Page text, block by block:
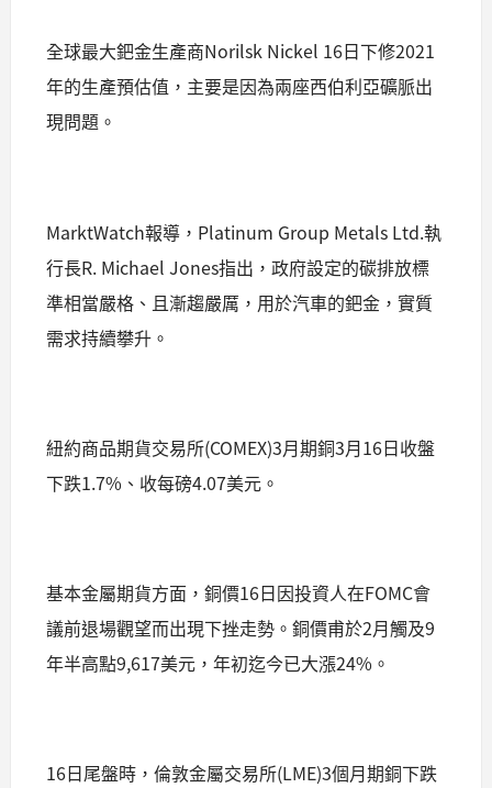
全球最大鈀金生產商Norilsk Nickel 16日下修2021
年的生產預估值，主要是因為兩座西伯利亞礦脈出
現問題。
MarktWatch報導，Platinum Group Metals Ltd.執
行長R. Michael Jones指出，政府設定的碳排放標
準相當嚴格、且漸趨嚴厲，用於汽車的鈀金，實質
需求持續攀升。
紐約商品期貨交易所(COMEX)3月期銅3月16日收盤
下跌1.7%、收每磅4.07美元。
基本金屬期貨方面，銅價16日因投資人在FOMC會
議前退場觀望而出現下挫走勢。銅價甫於2月觸及9
年半高點9,617美元，年初迄今已大漲24%。
16日尾盤時，倫敦金屬交易所(LME)3個月期銅下跌